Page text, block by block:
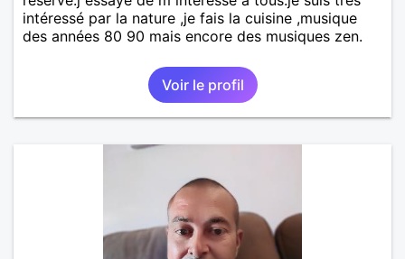
intéressé par la nature ,je fais la cuisine ,musique
des années 80 90 mais encore des musiques zen.
Voir le profil